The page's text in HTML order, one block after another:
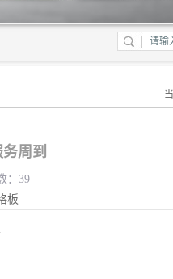
周到
：39
板